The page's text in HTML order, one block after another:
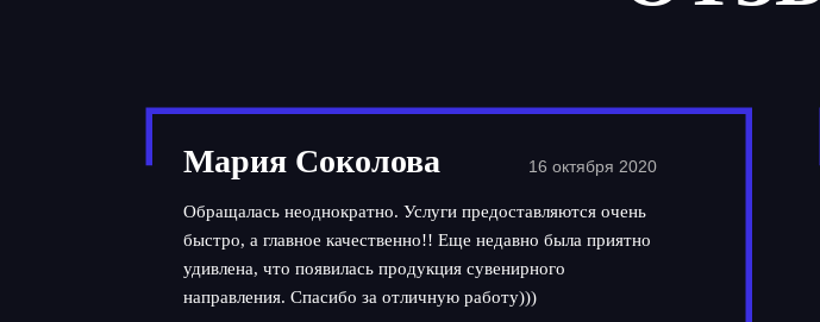
Мария Соколова 16 октября 2020
Обращалась неоднократно. Услуги предоставляются очень
быстро, а главное качественно!! Еще недавно была приятно
удивлена, что появилась продукция сувенирного
направления. Спасибо за отличную работу)))